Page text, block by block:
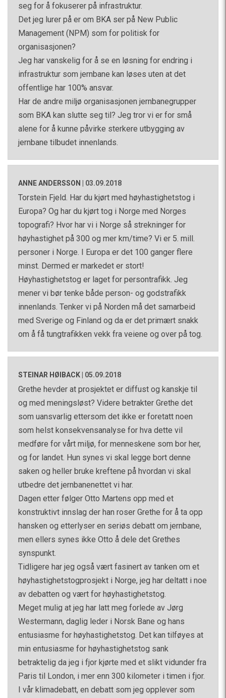
seg for å fokuserer på infrastruktur.
Det jeg lurer på er om BKA ser på New Public
Management (NPM) som for politisk for
organisasjonen?
Jeg har vanskelig for å se en løsning for endring i
infrastruktur som jernbane kan løses uten at det
offentlige har 100% ansvar.
Har de andre miljø organisasjonen jernbanegrupper
som BKA kan slutte seg til? Jeg tror vi er for små
alene for å kunne påvirke sterkere utbygging av
jernbane tilbudet innenlands.
ANNE ANDERSSON 03.09.2018
Torstein Fjeld. Har du kjørt med høyhastighetstog i
Europa? Og har du kjørt tog i Norge med Norges
topografi? Hvor har vi i Norge så strekninger for
høyhastighet på 300 og mer km/time? Vi er 5. mill.
personer i Norge. I Europa er det 100 ganger flere
minst. Dermed er markedet er stort!
Høyhastighetstog er laget for persontrafikk. Jeg
mener vi bør tenke både person- og godstrafikk
innenlands. Tenker vi på Norden må det samarbeid
med Sverige og Finland og da er det primært snakk
om å få tungtrafikken vekk fra veiene og over på tog.
STEINAR HØIBACK 05.09.2018
Grethe hevder at prosjektet er diffust og kanskje til
og med meningsløst? Videre betrakter Grethe det
som uansvarlig ettersom det ikke er foretatt noen
som helst konsekvensanalyse for hva dette vil
medføre for vårt miljø, for menneskene som bor her,
og for landet. Hun synes vi skal legge bort denne
saken og heller bruke kreftene på hvordan vi skal
utbedre det jernbanenettet vi har.
Dagen etter følger Otto Martens opp med et
konstruktivt innslag der han roser Grethe for å ta opp
hansken og etterlyser en seriøs debatt om jernbane,
men ellers synes ikke Otto å dele det Grethes
synspunkt.
Tidligere har jeg også vært fasinert av tanken om et
høyhastighetstogprosjekt i Norge, jeg har deltatt i noe
av debatten og vært for høyhastighetstog.
Meget mulig at jeg har latt meg forlede av Jørg
Westermann, daglig leder i Norsk Bane og hans
entusiasme for høyhastighetstog. Det kan tilføyes at
min entusiasme for høyhastighetstog sank
betraktelig da jeg i fjor kjørte med et slikt vidunder fra
Paris til London, i mer enn 300 kilometer i timen i fjor.
I vår klimadebatt, en debatt som jeg opplever som